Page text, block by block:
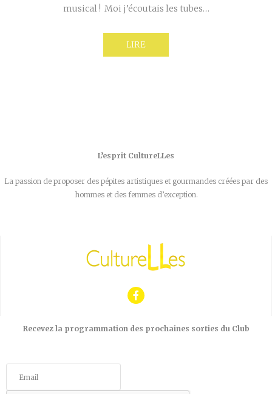
musical ! Moi j’écoutais les tubes…
LIRE
L’esprit CultureLLes
La passion de proposer des pépites artistiques et gourmandes créées par des
hommes et des femmes d’exception.
Recevez la programmation des prochaines sorties du Club